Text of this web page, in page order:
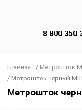
8 800 350
Главная / Метрошток
/ Метрошток черный
Метрошток